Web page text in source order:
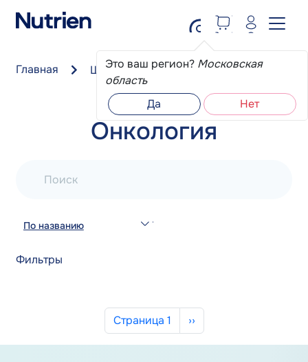
Это ваш регион? Московская
область
Да
Нет
Главная Школа пациента Онкология
Онкология
Поиск
По названию
Фильтры
Нумерация страниц
Страница 1 Следующая страница
››